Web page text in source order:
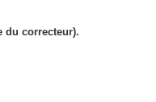
du correcteur).